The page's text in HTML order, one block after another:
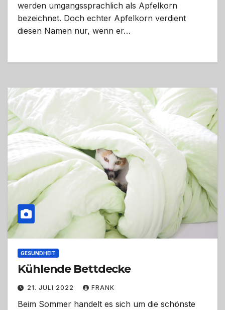
werden umgangssprachlich als Apfelkorn
bezeichnet. Doch echter Apfelkorn verdient
diesen Namen nur, wenn er…
GESUNDHEIT
Kühlende Bettdecke
21. JULI 2022 FRANK
Beim Sommer handelt es sich um die schönste